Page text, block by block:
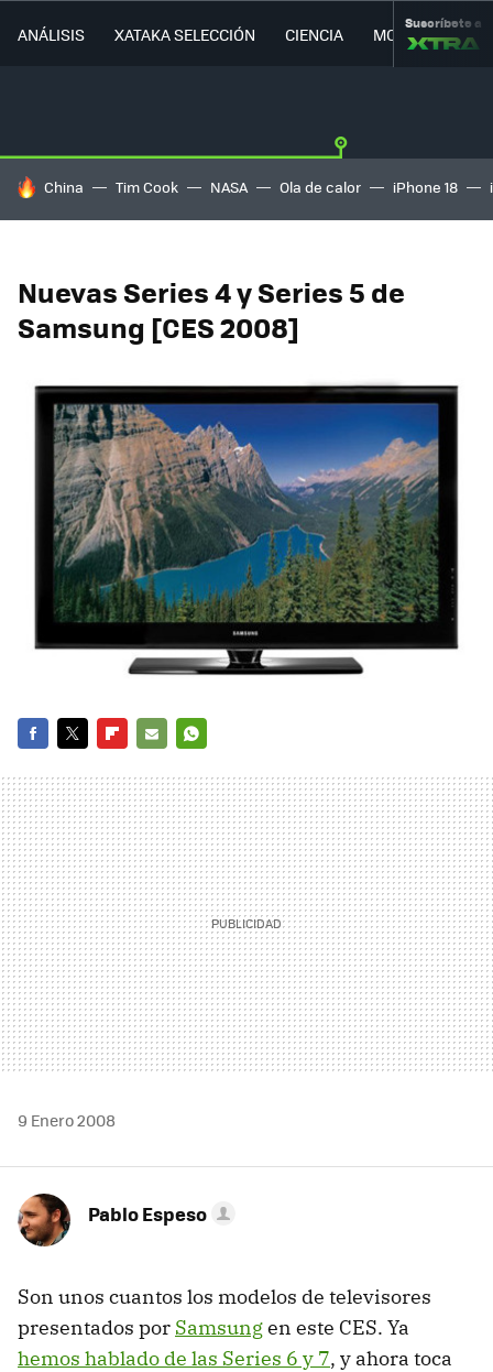
ANÁLISIS XATAKA SELECCIÓN CIENCIA MOVILIDAD
Suscríbete a
HOY SE HABLA DE
China Tim Cook NASA Ola de calor iPhone 18
Nuevas Series 4 y Series 5 de
Samsung [CES 2008]
MAIL
9 Enero 2008
Pablo Espeso
Son unos cuantos los modelos de televisores
presentados por Samsungen este CES. Ya
hemos hablado de las Series 6 y 7, y ahora toca